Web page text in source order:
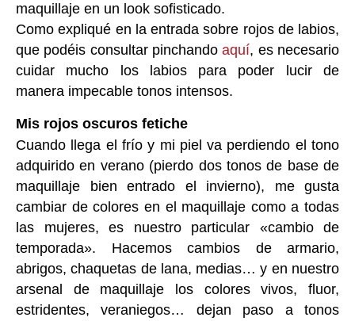
maquillaje en un look sofisticado.
Como expliqué en la entrada sobre rojos de labios,
que podéis consultar pinchandoaquí, es necesario
cuidar mucho los labios para poder lucir de
manera impecable tonos intensos.
Mis rojos oscuros fetiche
Cuando llega el frío y mi piel va perdiendo el tono
adquirido en verano (pierdo dos tonos de base de
maquillaje bien entrado el invierno), me gusta
cambiar de colores en el maquillaje como a todas
las mujeres, es nuestro particular «cambio de
temporada». Hacemos cambios de armario,
abrigos, chaquetas de lana, medias… y en nuestro
arsenal de maquillaje los colores vivos, fluor,
estridentes, veraniegos… dejan paso a tonos